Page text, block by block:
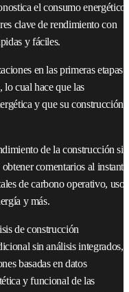
el consumo energético
clave de rendimiento con
y fáciles.
en las primeras etapas
cual hace que las
y que su construcción
de la construcción sin
comentarios al instante
de carbono operativo, uso
y más.
de construcción
sin análisis integrados,
basadas en datos
y funcional de las